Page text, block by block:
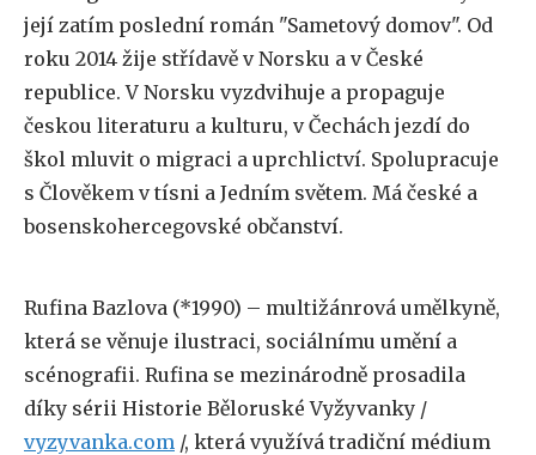
její zatím poslední román "Sametový domov". Od
roku 2014 žije střídavě v Norsku a v České
republice. V Norsku vyzdvihuje a propaguje
českou literaturu a kulturu, v Čechách jezdí do
škol mluvit o migraci a uprchlictví. Spolupracuje
s Člověkem v tísni a Jedním světem. Má české a
bosenskohercegovské občanství.
Rufina Bazlova (*1990) – multižánrová umělkyně,
která se věnuje ilustraci, sociálnímu umění a
scénografii. Rufina se mezinárodně prosadila
díky sérii Historie Běloruské Vyžyvanky /
vyzyvanka.com /, která využívá tradiční médium